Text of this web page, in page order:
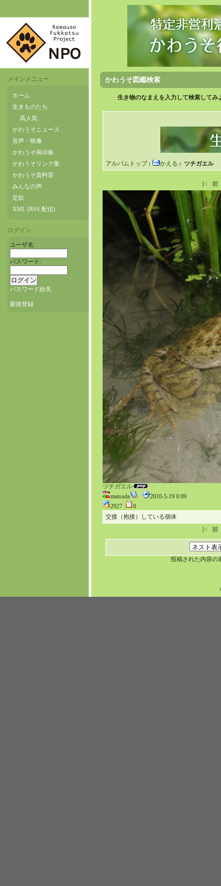
メインメニュー
ホーム
生きものたち
高人気
かわうそニュース
音声・映像
かわうそ掲示板
かわうそリンク集
かわうそ資料室
みんなの声
定款
XML (RSS 配信)
ログイン
ユーザ名:
パスワード:
パスワード紛失
新規登録
かわうそ図鑑検索
生き物のなまえを入力して検索して
アルバムトップ: かえる : ツチガエル
[< 前
ツチガエル
matsuda
2010-5-19 0:09
2927
0
交接（抱接）している個体
[<
前
投稿された内容の